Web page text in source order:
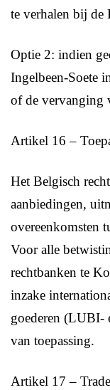
te verhalen bij de
Optie 2: indien
Ingelbeen-Soete
of de vervanging
Artikel 16 –
Het Belgisch
aanbiedingen,
overeenkomsten
Voor alle
rechtbanken te
inzake
goederen (LUBI-
van toepassing.
Artikel 17 –